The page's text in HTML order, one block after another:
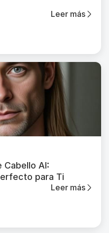
Leer más
Cabello AI:
para Ti
Leer más